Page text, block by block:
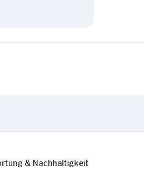
& Nachhaltigkeit